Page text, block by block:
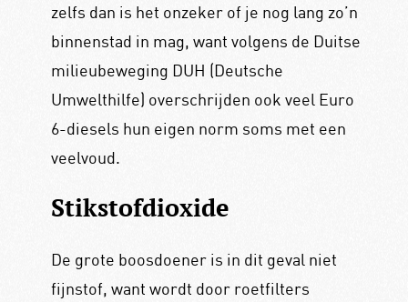
zelfs dan is het onzeker of je nog lang zo’n
binnenstad in mag, want volgens de Duitse
milieubeweging DUH (Deutsche
Umwelthilfe) overschrijden ook veel Euro
6-diesels hun eigen norm soms met een
veelvoud.
Stikstofdioxide
De grote boosdoener is in dit geval niet
fijnstof, want wordt door roetfilters